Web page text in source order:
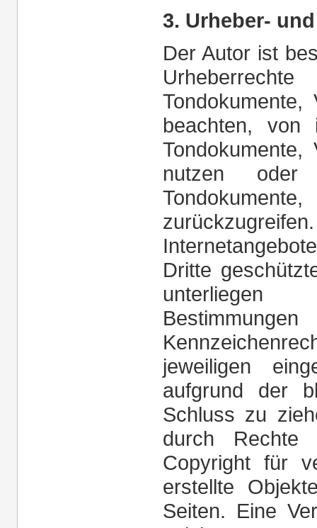
3. Urheber-
Der Autor ist
Tondokumente,
beachten, von
Tondokumente,
nutzen oder
Dritte
jeweiligen
aufgrund der
Schluss zu
durch Rechte
Copyright für
erstellte
Seiten. Eine